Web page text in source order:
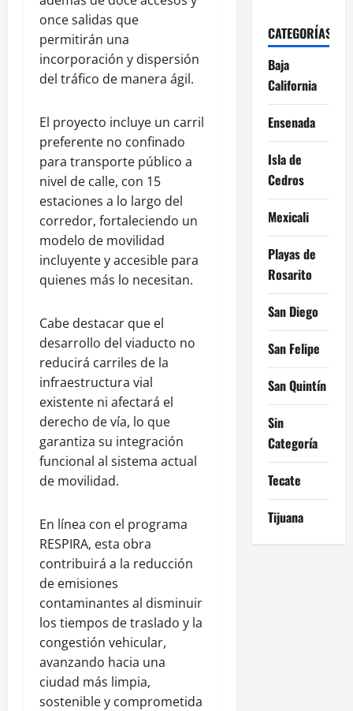
once salidas que
permitirán una
incorporación y dispersión
del tráfico de manera ágil.
El proyecto incluye un carril
preferente no confinado
para transporte público a
nivel de calle, con 15
estaciones a lo largo del
corredor, fortaleciendo un
modelo de movilidad
incluyente y accesible para
quienes más lo necesitan.
Cabe destacar que el
desarrollo del viaducto no
reducirá carriles de la
infraestructura vial
existente ni afectará el
derecho de vía, lo que
garantiza su integración
funcional al sistema actual
de movilidad.
En línea con el programa
RESPIRA, esta obra
contribuirá a la reducción
de emisiones
contaminantes al disminuir
los tiempos de traslado y la
congestión vehicular,
avanzando hacia una
ciudad más limpia,
sostenible y comprometida
CATEGORÍAS
Baja
California
Ensenada
Isla de
Cedros
Mexicali
Playas de
Rosarito
San Diego
San Felipe
San Quintín
Sin
Categoría
Tecate
Tijuana